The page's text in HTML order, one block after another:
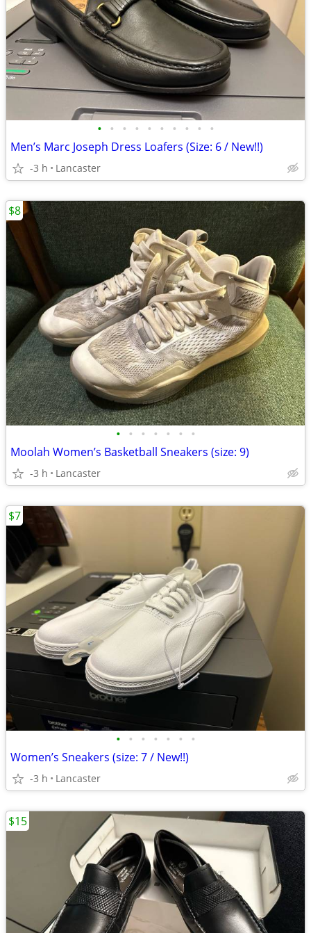
• • • • • • • • • •
Men’s Marc Joseph Dress Loafers (Size: 6 / New!!)
-3 h Lancaster
• • • • • • •
Moolah Women’s Basketball Sneakers (size: 9)
-3 h Lancaster
$8
• • • • • • •
Women’s Sneakers (size: 7 / New!!)
-3 h Lancaster
$7
$15